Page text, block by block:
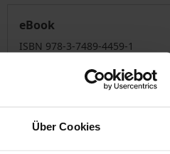
Über Cookies
eBook
ISBN 978-3-7489-4459-1